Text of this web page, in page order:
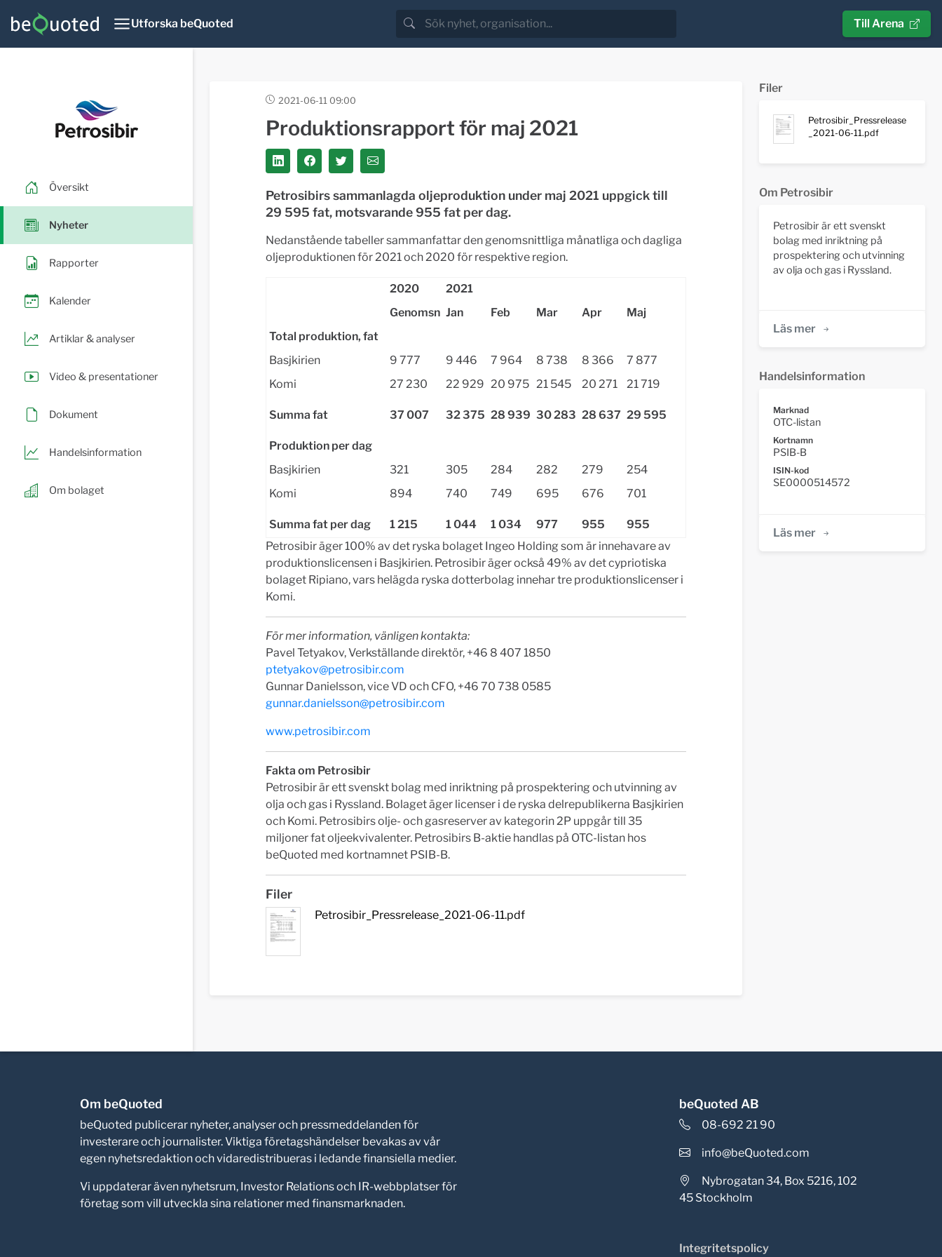
Utforska beQuoted Till Arena
Översikt
Nyheter
Rapporter
Kalender
Artiklar & analyser
Video & presentationer
Dokument
Handelsinformation
Om bolaget
2021-06-11 09:00
Produktionsrapport för maj 2021
Petrosibirs sammanlagda oljeproduktion under maj 2021 uppgick till
29 595 fat, motsvarande 955 fat per dag.
Nedanstående tabeller sammanfattar den genomsnittliga månatliga och dagliga
oljeproduktionen för 2021 och 2020 för respektive region.
2020
2021
Genomsn Jan Feb Mar Apr
Maj
Total produktion, fat
Basjkirien
9 777 9 446 7 964 8 738 8 366
7 877
Komi
27 230 22 929 20 975 21 545 20 271 21 719
Summa fat 37 007 32 375 28 939 30 283 28 637 29 595
Produktion per dag
Basjkirien
321 305 284 282 279
254
Komi
894 740 749 695 676 701
Summa fat per dag 1 215 1 044 1 034 977 955
955
Petrosibir äger 100% av det ryska bolaget Ingeo Holding som är innehavare av
produktionslicensen i Basjkirien. Petrosibir äger också 49% av det cypriotiska
bolaget Ripiano, vars helägda ryska dotterbolag innehar tre produktionslicenser i
Komi.
För mer information, vänligen kontakta:
Pavel Tetyakov, Verkställande direktör, +46 8 407 1850
ptetyakov@petrosibir.com
Gunnar Danielsson, vice VD och CFO, +46 70 738 0585
gunnar.danielsson@petrosibir.com
www.petrosibir.com
Fakta om Petrosibir
Petrosibir är ett svenskt bolag med inriktning på prospektering och utvinning av
olja och gas i Ryssland. Bolaget äger licenser i de ryska delrepublikerna Basjkirien
och Komi. Petrosibirs olje- och gasreserver av kategorin 2P uppgår till 35
miljoner fat oljeekvivalenter. Petrosibirs B-aktie handlas på OTC-listan hos
beQuoted med kortnamnet PSIB-B.
Filer
Petrosibir_Pressrelease_2021-06-11.pdf
Filer
Petrosibir_Pressrelease
_2021-06-11.pdf
Om Petrosibir
Petrosibir är ett svenskt
bolag med inriktning på
prospektering och utvinning
av olja och gas i Ryssland.
Läs mer
Handelsinformation
Marknad
OTC-listan
Kortnamn
PSIB-B
ISIN-kod
SE0000514572
Läs mer
Om beQuoted
beQuoted publicerar nyheter, analyser och pressmeddelanden för
investerare och journalister. Viktiga företagshändelser bevakas av vår
egen nyhetsredaktion och vidaredistribueras i ledande finansiella medier.
Vi uppdaterar även nyhetsrum, Investor Relations och IR-webbplatser för
företag som vill utveckla sina relationer med finansmarknaden.
beQuoted AB
08-692 21 90
info@beQuoted.com
Nybrogatan 34, Box 5216, 102
45 Stockholm
Integritetspolicy